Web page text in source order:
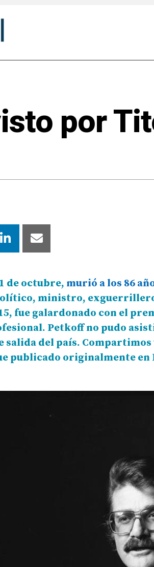
por
de octubre, murió a los 86
ministro,
fue galardonado con el
Petkoff no pudo
salida del país.
publicado originalmente en